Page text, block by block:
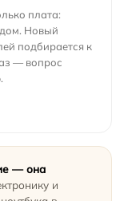
плата:
Новый
подбирается к
— вопрос
— она
и